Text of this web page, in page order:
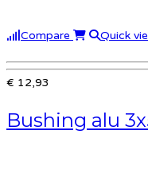
Compare Quick
€ 12,93
Bushing alu